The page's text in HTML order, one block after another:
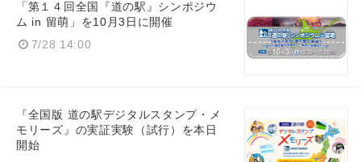
「第１４回全国『道の駅』シンポジウ
ム in 留萌」を10月3日に開催
7/28 14:00
『全国版 道の駅デジタルスタンプ・メ
モリーズ』の実証実験（試行）を本日
開始